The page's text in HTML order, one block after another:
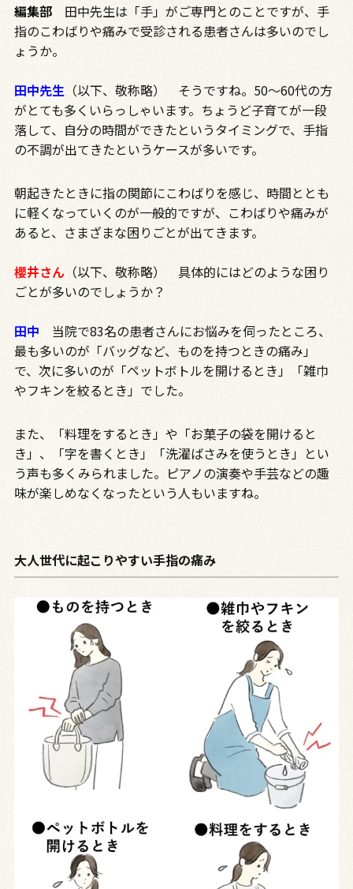
編集部田中先生は「手」がご専門とのことですが、手
指のこわばりや痛みで受診される患者さんは多いのでし
ょうか。
田中先生（以下、敬称略） そうですね。 50～60代の方
がとても多くいらっしゃいます。ちょうど子育てが一段
落して、自分の時間ができたというタイミングで、手指
の不調が出てきたというケースが多いです。
朝起きたときに指の関節にこわばりを感じ、時間ととも
に軽くなっていくのが一般的ですが、こわばりや痛みが
あると、さまざまな困りごとが出てきます。
櫻井さん（以下、敬称略） 具体的にはどのような困り
ごとが多いのでしょうか？
田中 当院で83名の患者さんにお悩みを伺ったところ、
最も多いのが「バッグなど、ものを持つときの痛み」
で、次に多いのが「ペットボトルを開けるとき」「雑巾
やフキンを絞るとき」でした。
また、「料理をするとき」や「お菓子の袋を開けると
き」、「字を書くとき」「洗濯ばさみを使うとき」とい
う声も多くみられました。ピアノの演奏や手芸などの趣
味が楽しめなくなったという人もいますね。
大人世代に起こりやすい手指の痛み